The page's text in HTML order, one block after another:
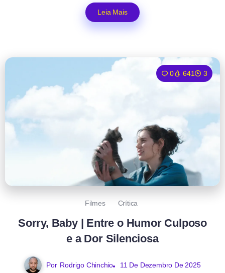
Leia Mais
0 641 3
Filmes Crítica
Sorry, Baby | Entre o Humor Culposo
e a Dor Silenciosa
Por Rodrigo Chinchio 11 De Dezembro De 2025